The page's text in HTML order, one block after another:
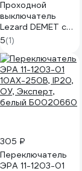
Проходной
выключатель
Lezard DEMET с
подсветкой,
кремовый 711-
0300-114
5(1)
305 ₽
Переключатель
ЭРА 11-1203-01